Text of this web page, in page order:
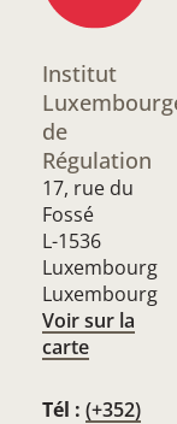
Institut
de
Régulation
17, rue du
Fossé
L-1536
Luxembourg
Luxembourg
Voir sur la
carte
Tél : (+352)